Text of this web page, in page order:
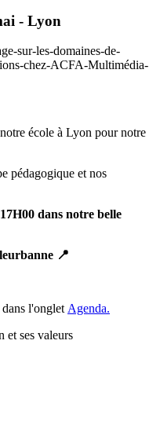
- Lyon
école à Lyon pour notre
pédagogique et nos
dans notre belle
📍
l'ongletAgenda.
et ses valeurs